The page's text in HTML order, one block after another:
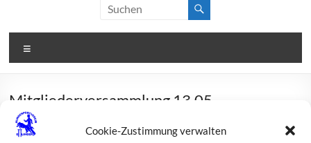
Cookie-Zustimmung verwalten
Mitgliederversammlung 13.05.